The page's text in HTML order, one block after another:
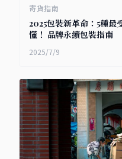
寄貨指南
2025包裝新革命：5種最
懂！ 品牌永續包裝指南
2025/7/9